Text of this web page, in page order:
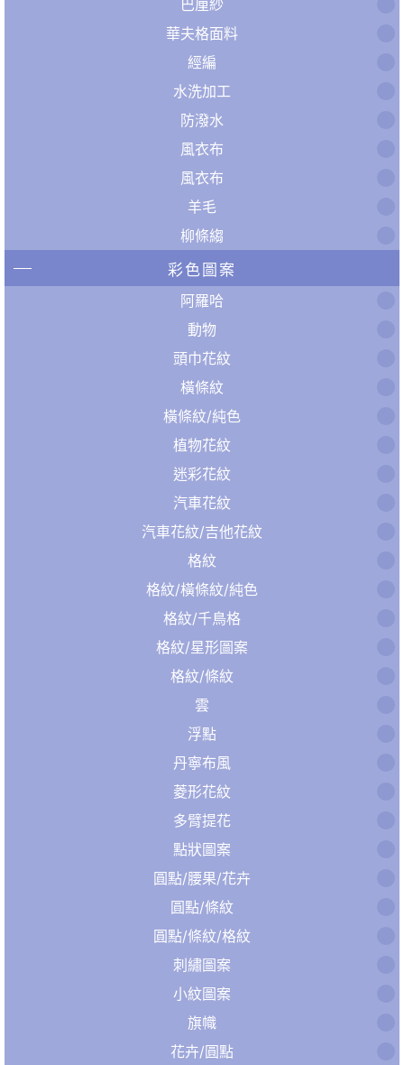
巴厘紗
華夫格面料
經編
水洗加工
防潑水
風衣布
風衣布
羊毛
柳條縐
彩色圖案
阿羅哈
動物
頭巾花紋
橫條紋
橫條紋/純色
植物花紋
迷彩花紋
汽車花紋
汽車花紋/吉他花紋
格紋
格紋/橫條紋/純色
格紋/千鳥格
格紋/星形圖案
格紋/條紋
雲
浮點
丹寧布風
菱形花紋
多臂提花
點狀圖案
圓點/腰果/花卉
圓點/條紋
圓點/條紋/格紋
刺繡圖案
小紋圖案
旗幟
花卉/圓點